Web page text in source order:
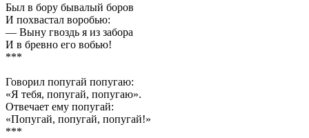
Был в бору бывалый боров
И похвастал воробью:
— Выну гвоздь я из забора
И в бревно его вобью!
***
Говорил попугай попугаю:
«Я тебя, попугай, попугаю».
Отвечает ему попугай:
«Попугай, попугай, попугай!»
***